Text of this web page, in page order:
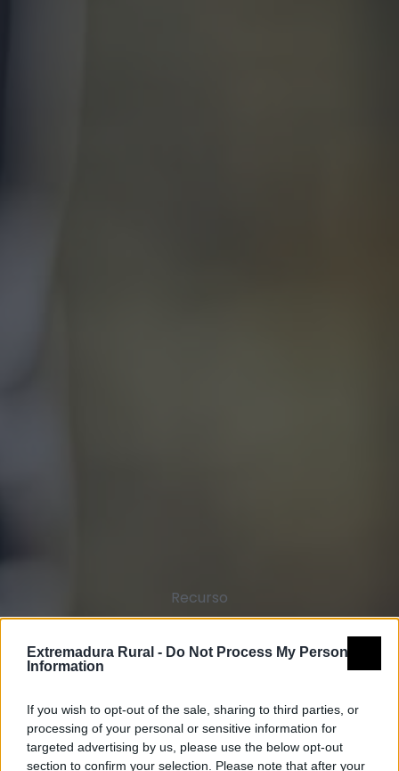
Extremadura Rural - Do Not Process My Personal
Information
If you wish to opt-out of the sale, sharing to third parties, or
processing of your personal or sensitive information for
targeted advertising by us, please use the below opt-out
section to confirm your selection. Please note that after your
Recurso
SL-BA 195
Colada de